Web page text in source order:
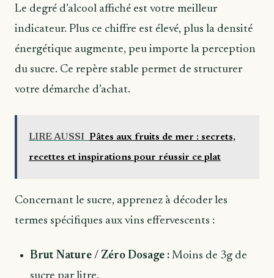
Le degré d’alcool affiché est votre meilleur
indicateur. Plus ce chiffre est élevé, plus la densité
énergétique augmente, peu importe la perception
du sucre. Ce repère stable permet de structurer
votre démarche d’achat.
LIRE AUSSI Pâtes aux fruits de mer : secrets,
recettes et inspirations pour réussir ce plat
Concernant le sucre, apprenez à décoder les
termes spécifiques aux vins effervescents :
Brut Nature / Zéro Dosage :Moins de 3g de